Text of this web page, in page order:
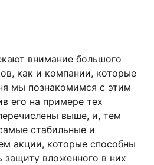
внимание большого
как и компании, которые
мы познакомимся с этим
его на примере тех
выше, и, тем
стабильные и
акции, которые способны
защиту вложенного в них